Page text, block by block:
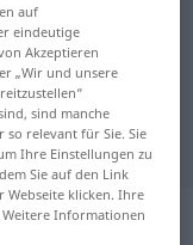
auf
eindeutige
Akzeptieren
„Wir und unsere
sind manche
relevant für Sie. Sie
Ihre Einstellungen zu
Sie auf den Link
Webseite klicken. Ihre
Informationen